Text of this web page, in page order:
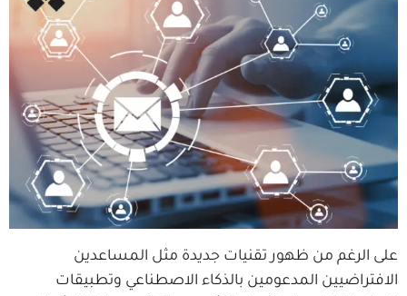
على الرغم من ظهور تقنيات جديدة مثل المساعدين
الافتراضيين المدعومين بالذكاء الاصطناعي وتطبيقات